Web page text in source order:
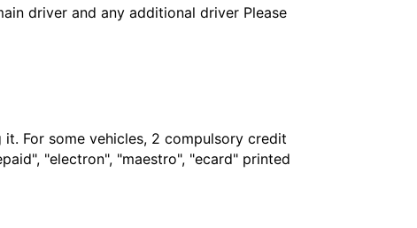
driver and any additional driver Please
For some vehicles, 2 compulsory credit
"electron", "maestro", "ecard" printed